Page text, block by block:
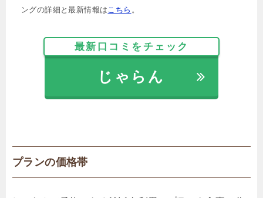
ングの詳細と最新情報は こちら 。
最新口コミをチェック
じゃらん
プランの価格帯